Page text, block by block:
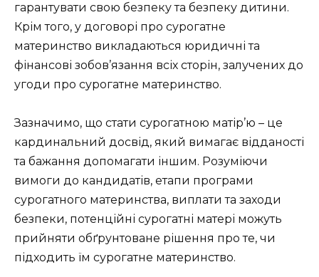
гарантувати свою безпеку та безпеку дитини.
Крім того, у договорі про сурогатне
материнство викладаються юридичні та
фінансові зобов’язання всіх сторін, залучених до
угоди про сурогатне материнство.
Зазначимо, що стати сурогатною матір’ю – це
кардинальний досвід, який вимагає відданості
та бажання допомагати іншим. Розуміючи
вимоги до кандидатів, етапи програми
сурогатного материнства, виплати та заходи
безпеки, потенційні сурогатні матері можуть
прийняти обґрунтоване рішення про те, чи
підходить їм сурогатне материнство.